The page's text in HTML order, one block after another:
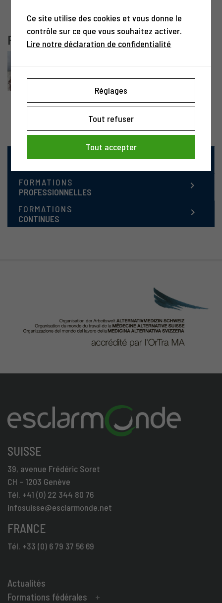
Formateurs
Naturopathe en MTC , Certiﬁcat de branche
Orta MA Acupuncture /Tuina, Nutritionniste
Santé & Massothérapeute, Coach certifiée
et formatrice
keyboard_arrow_right
FORMATIONS
PROFESSIONNELLES
keyboard_arrow_right
FORMATIONS
CONTINUES
keyboard_arrow_right
SUISSE
39, avenue Frédéric Soret
CH – 1203 Genève
Tél. +41 (0) 22 344 80 76
infosuisse@esclarmonde.net
FRANCE
Tél. +33 (0) 6 79 37 56 69
Actualités
Formations fédérales
Ce site utilise des cookies et vous donne le
contrôle sur ce que vous souhaitez activer.
Lire notre déclaration de confidentialité
Réglages
Tout refuser
Tout accepter